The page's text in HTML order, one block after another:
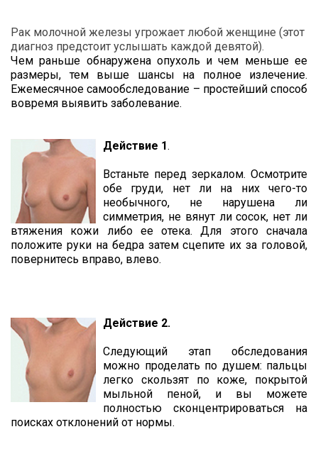
Рак молочной железы угрожает любой женщине (этот
диагноз предстоит услышать каждой девятой).
Чем раньше обнаружена опухоль и чем меньше ее
размеры, тем выше шансы на полное излечение.
Ежемесячное самообследование – простейший способ
вовремя выявить заболевание.
Действие 1.
Встаньте перед зеркалом. Осмотрите
обе груди, нет ли на них чего-то
необычного, не нарушена ли
симметрия, не вянут ли сосок, нет ли
втяжения кожи либо ее отека. Для этого сначала
положите руки на бедра затем сцепите их за головой,
повернитесь вправо, влево.
Действие 2.
Следующий этап обследования
можно проделать по душем: пальцы
легко скользят по коже, покрытой
мыльной пеной, и вы можете
полностью сконцентрироваться на
поисках отклонений от нормы.